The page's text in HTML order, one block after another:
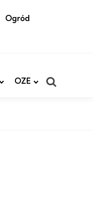
Ogród
OZE